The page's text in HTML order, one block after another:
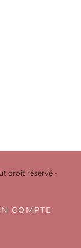
droit réservé -
COMPTE